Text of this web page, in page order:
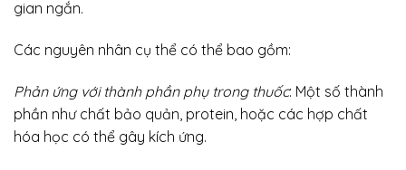
gian ngắn.
Các nguyên nhân cụ thể có thể bao gồm:
Phản ứng với thành phần phụ trong thuốc: Một số thành
phần như chất bảo quản, protein, hoặc các hợp chất
hóa học có thể gây kích ứng.